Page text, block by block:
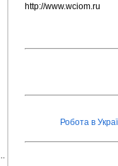
http://www.wciom.ru
Робота в